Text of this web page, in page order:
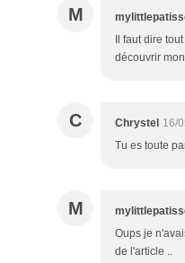
M
Il faut dire
découvrir
C Chrystel 16/
Tu es toute
M
Oups je
de l'article ..